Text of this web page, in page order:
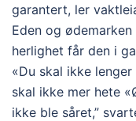
garantert, ler
Eden og
herlighet får den i
«Du skal ikke
skal ikke mer hete
ikke ble såret,”